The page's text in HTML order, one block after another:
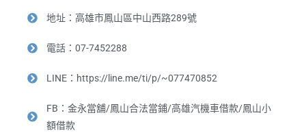
地址：高雄市鳳山區中山西路289號
電話：07-7452288
LINE：https://line.me/ti/p/~077470852
FB：金永當舖/鳳山合法當鋪/高雄汽機車借款/鳳山小
額借款